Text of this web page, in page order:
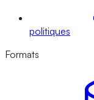
politiques
Formats